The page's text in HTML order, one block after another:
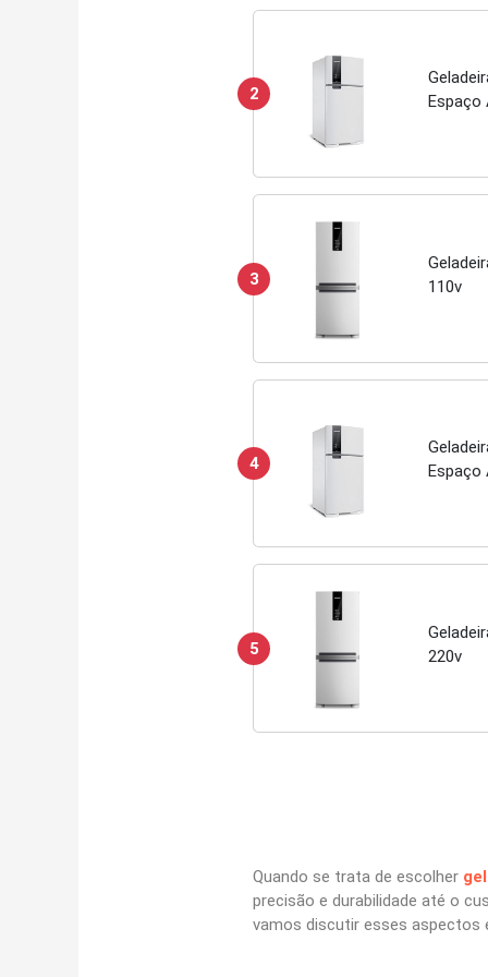
2
Espaço
3
110v
4
Espaço
5
220v
Quando se trata de escolher
precisão e durabilidade até o
vamos discutir esses aspectos